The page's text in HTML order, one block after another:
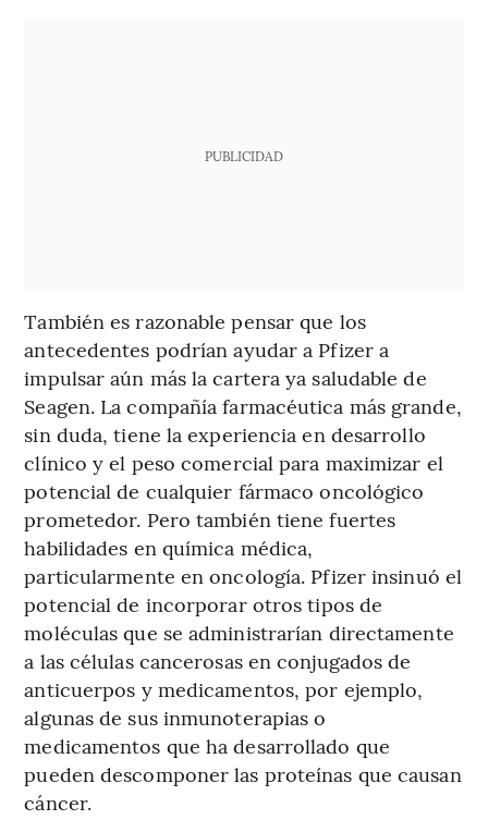
PUBLICIDAD
También es razonable pensar que los
antecedentes podrían ayudar a Pfizer a
impulsar aún más la cartera ya saludable de
Seagen. La compañía farmacéutica más grande,
sin duda, tiene la experiencia en desarrollo
clínico y el peso comercial para maximizar el
potencial de cualquier fármaco oncológico
prometedor. Pero también tiene fuertes
habilidades en química médica,
particularmente en oncología. Pfizer insinuó el
potencial de incorporar otros tipos de
moléculas que se administrarían directamente
a las células cancerosas en conjugados de
anticuerpos y medicamentos, por ejemplo,
algunas de sus inmunoterapias o
medicamentos que ha desarrollado que
pueden descomponer las proteínas que causan
cáncer.